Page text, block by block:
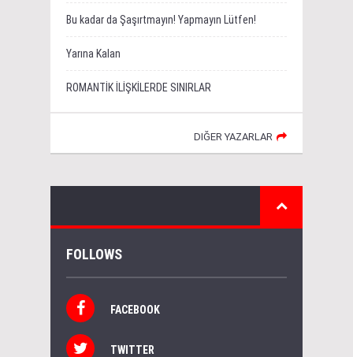
Bu kadar da Şaşırtmayın! Yapmayın Lütfen!
Yarına Kalan
ROMANTİK İLİŞKİLERDE SINIRLAR
DIĞER YAZARLAR
FOLLOWS
FACEBOOK
TWITTER